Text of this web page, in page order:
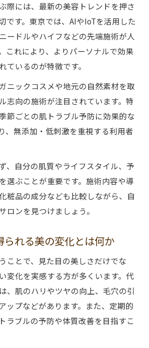
際には、最新の美容トレンドを押さ
です。東京では、AIやIoTを活用した
ードルやハイフなどの先端施術が人
これにより、よりパーソナルで効果
ているのが特徴です。
ニックコスメや地元の自然素材を取
志向の施術が注目されています。特
節ごとの肌トラブル予防に効果的な
、無添加・低刺激を重視する利用者
、自分の肌質やライフスタイル、予
選ぶことが重要です。施術内容や導
粧品の成分なども比較しながら、自
ロンを見つけましょう。
られる美の変化とは何か
ことで、見た目の美しさだけでな
変化を実感する方が多くいます。代
、肌のハリやツヤの向上、毛穴の引
ップなどがあります。また、定期的
ラブルの予防や体質改善を目指すこ